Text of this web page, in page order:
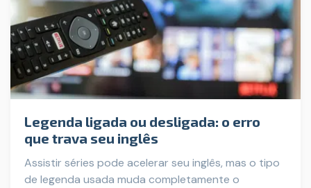
Legenda ligada ou desligada: o erro
que trava seu inglês
Assistir séries pode acelerar seu inglês, mas o tipo
de legenda usada muda completamente o